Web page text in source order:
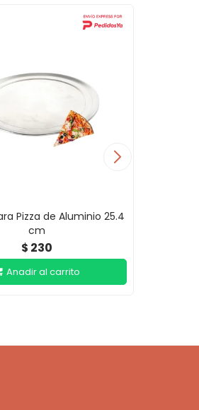
Pizza de Aluminio 25.4
cm
$ 230